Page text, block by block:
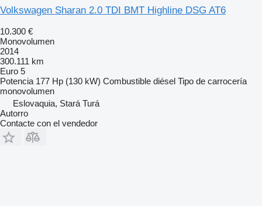
Volkswagen Sharan 2.0 TDI BMT Highline DSG AT6
10.300 €
Monovolumen
2014
300.111 km
Euro 5
Potencia 177 Hp (130 kW) Combustible diésel Tipo de carrocería
monovolumen
Eslovaquia, Stará Turá
Autorro
Contacte con el vendedor